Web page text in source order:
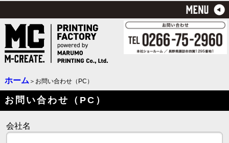
ホーム＞お問い合わせ（PC）
お問い合わせ（PC）
会社名